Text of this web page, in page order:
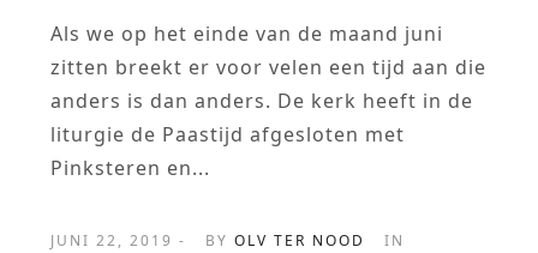
Als we op het einde van de maand juni
zitten breekt er voor velen een tijd aan die
anders is dan anders. De kerk heeft in de
liturgie de Paastijd afgesloten met
Pinksteren en...
JUNI 22, 2019 - BYOLV TER NOOD IN